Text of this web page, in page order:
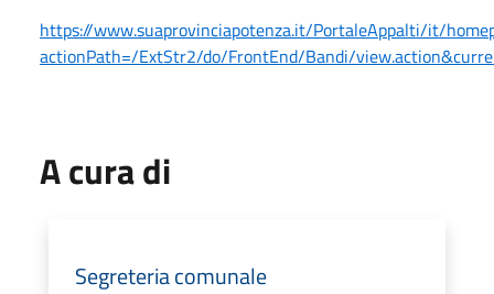
https://www.suaprovinciapotenza.it/PortaleAppalti/it/
actionPath=/ExtStr2/do/FrontEnd/Bandi/
A cura di
Segreteria comunale